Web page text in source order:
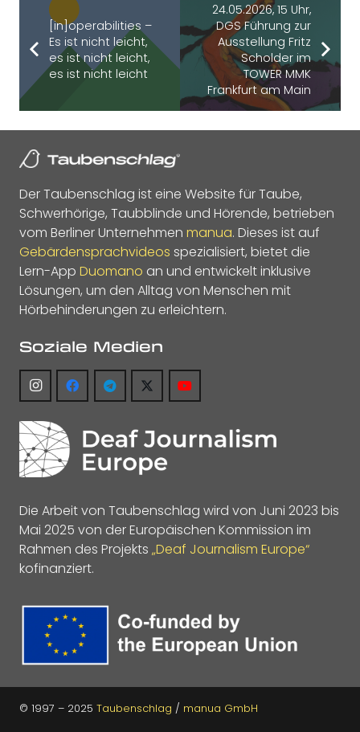
[in]operabilities –
Es ist nicht leicht,
es ist nicht leicht,
es ist nicht leicht
24.05.2026, 15 Uhr,
DGS Führung zur
Ausstellung Fritz
Scholder im
TOWER MMK
Frankfurt am Main
Der Taubenschlag ist eine Website für Taube,
Schwerhörige, Taubblinde und Hörende, betrieben
vom Berliner Unternehmen manua. Dieses ist auf
Gebärdensprachvideos spezialisiert, bietet die
Lern-App Duomano an und entwickelt inklusive
Lösungen, um den Alltag von Menschen mit
Hörbehinderungen zu erleichtern.
Soziale Medien
Die Arbeit von Taubenschlag wird von Juni 2023 bis
Mai 2025 von der Europäischen Kommission im
Rahmen des Projekts „Deaf Journalism Europe“
kofinanziert.
© 1997 – 2025 Taubenschlag / manua GmbH